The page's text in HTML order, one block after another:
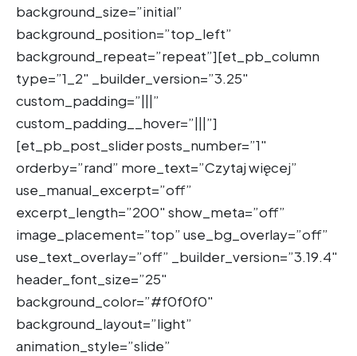
background_size=”initial”
background_position=”top_left”
background_repeat=”repeat”][et_pb_column
type=”1_2″ _builder_version=”3.25″
custom_padding=”|||”
custom_padding__hover=”|||”]
[et_pb_post_slider posts_number=”1″
orderby=”rand” more_text=”Czytaj więcej”
use_manual_excerpt=”off”
excerpt_length=”200″ show_meta=”off”
image_placement=”top” use_bg_overlay=”off”
use_text_overlay=”off” _builder_version=”3.19.4″
header_font_size=”25″
background_color=”#f0f0f0″
background_layout=”light”
animation_style=”slide”